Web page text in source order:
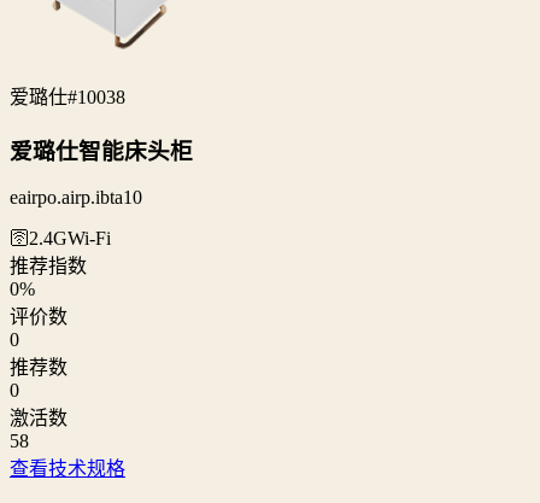
爱璐仕#10038
爱璐仕智能床头柜
eairpo.airp.ibta10
🛜2.4GWi‑Fi
推荐指数
0%
评价数
0
推荐数
0
激活数
58
查看技术规格